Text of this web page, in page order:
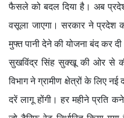
फैसले को बदल दिया है। अब प्रदेश
वसूला जाएगा। सरकार ने प्रदेश
मुफ्त पानी देने की योजना बंद कर
सुखविंद्र सिंह सुक्खू की ओर से
विभाग ने ग्रामीण क्षेत्रों के लिए
दरें लागू होंगी। हर महीने प्रति